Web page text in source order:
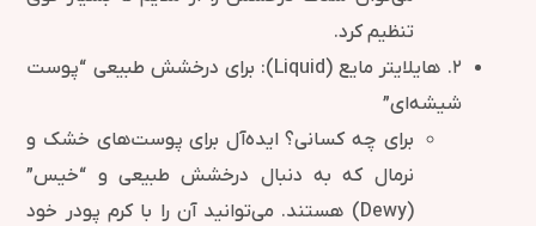
تنظیم کرد.
۲. هایلایتر مایع (Liquid): برای درخشش طبیعی “پوست
شیشه‌ای”
برای چه کسانی؟ ایده‌آل برای پوست‌های خشک و
نرمال که به دنبال درخشش طبیعی و “خیس”
(Dewy) هستند. می‌توانید آن را با کرم پودر خود